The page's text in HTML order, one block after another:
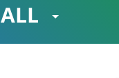
ALL